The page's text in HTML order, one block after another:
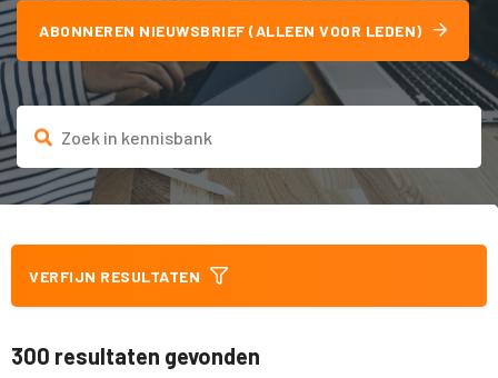
ABONNEREN NIEUWSBRIEF (ALLEEN VOOR LEDEN)
VERFIJN RESULTATEN
300 resultaten gevonden